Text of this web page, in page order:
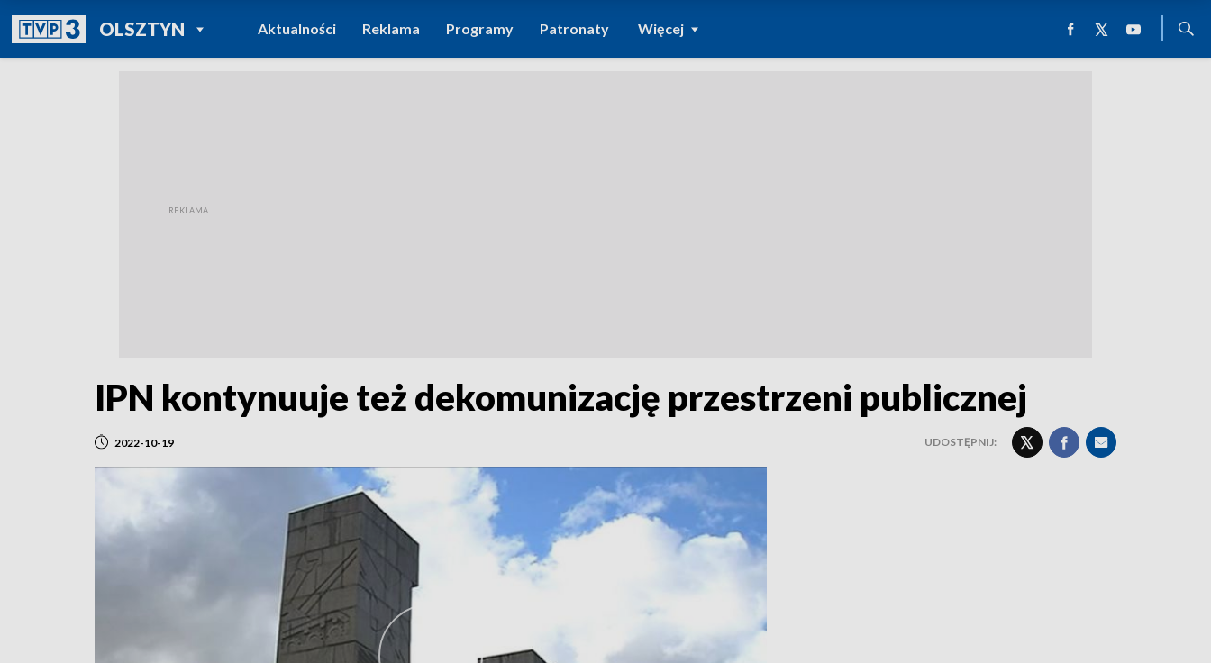
OLSZTYNPOWRÓT DO
TVP REGIONY
Aktualności Reklama Programy Patronaty Więcej
IPN kontynuuje też dekomunizację przestrzeni publicznej
2022-10-19 UDOSTĘPNIJ: